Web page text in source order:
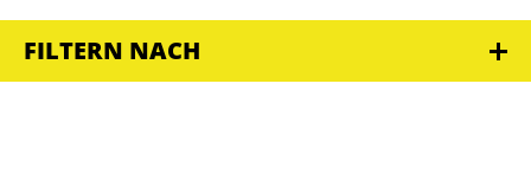
FILTERN NACH